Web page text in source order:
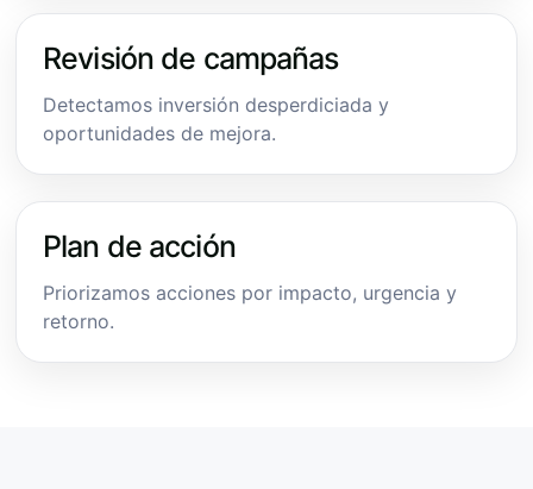
Revisión de campañas
Detectamos inversión desperdiciada y
oportunidades de mejora.
Plan de acción
Priorizamos acciones por impacto, urgencia y
retorno.